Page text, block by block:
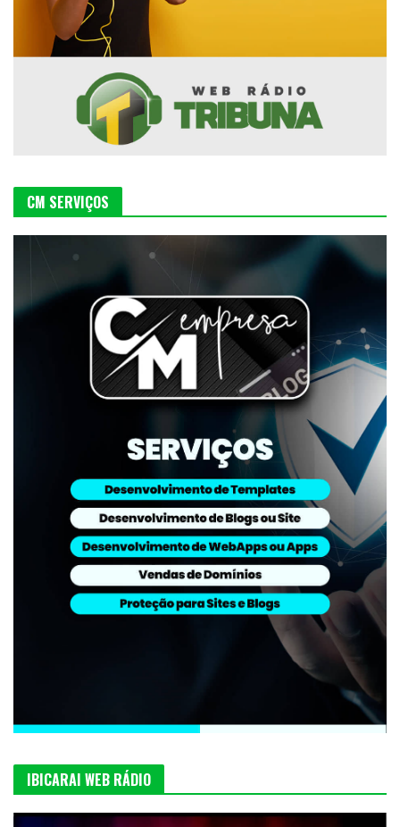
CM SERVIÇOS
IBICARAI WEB RÁDIO